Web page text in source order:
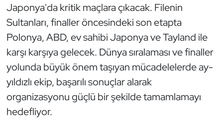
Japonya'da kritik maçlara çıkacak. Filenin
Sultanları, finaller öncesindeki son etapta
Polonya, ABD, ev sahibi Japonya ve Tayland ile
karşı karşıya gelecek. Dünya sıralaması ve finaller
yolunda büyük önem taşıyan mücadelelerde ay-
yıldızlı ekip, başarılı sonuçlar alarak
organizasyonu güçlü bir şekilde tamamlamayı
hedefliyor.
Futbol
Futsal
Genel
Golf
Güreş